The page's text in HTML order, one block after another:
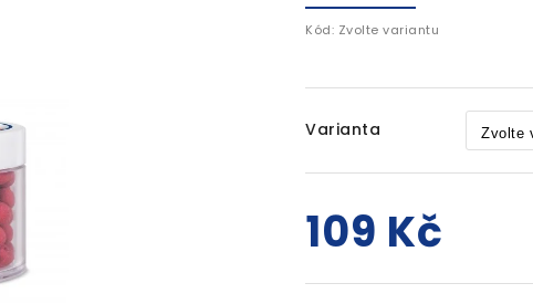
Kód: Zvolte variantu
Varianta
109 Kč